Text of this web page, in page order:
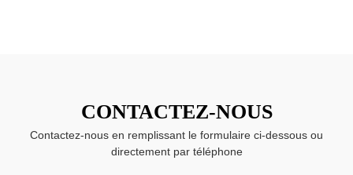
CONTACTEZ-NOUS
Contactez-nous en remplissant le formulaire ci-dessous ou
directement par téléphone